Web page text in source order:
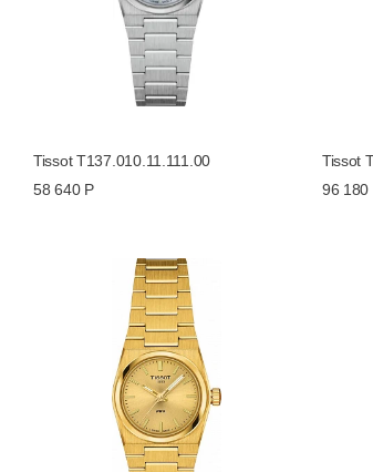
Tissot T137.010.11.111.00
58 640 Р
Tissot
96 180